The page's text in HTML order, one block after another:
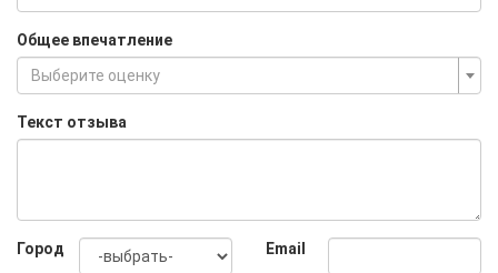
Общее впечатление
Выберите оценку
Текст отзыва
Город Email